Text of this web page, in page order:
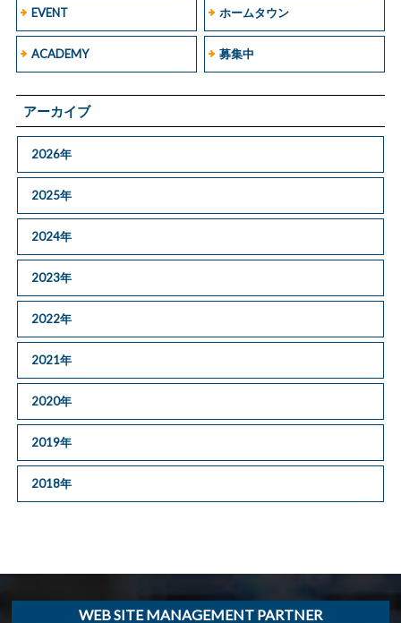
EVENT ホームタウン
ACADEMY 募集中
アーカイブ
2026年
2025年
2024年
2023年
2022年
2021年
2020年
2019年
2018年
WEB SITE MANAGEMENT PARTNER